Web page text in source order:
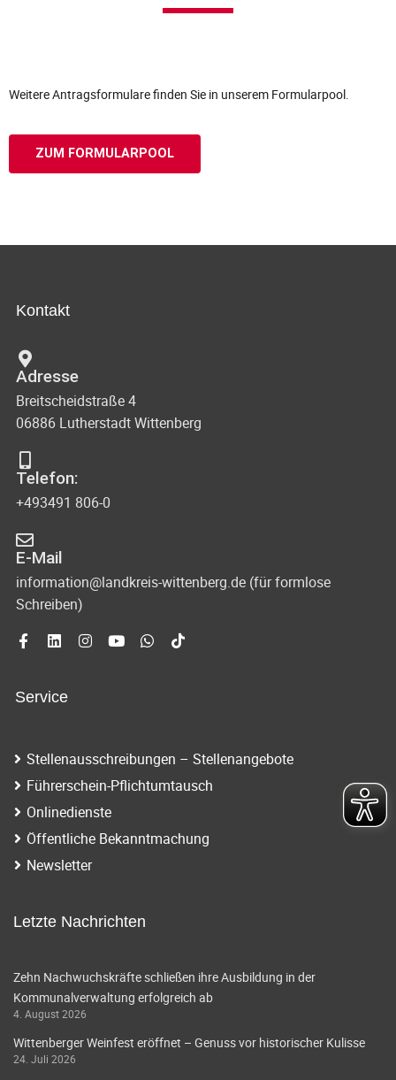
Weitere Antragsformulare finden Sie in unserem Formularpool.
ZUM FORMULARPOOL
Kontakt
Adresse
Breitscheidstraße 4
06886 Lutherstadt Wittenberg
Telefon:
+493491 806-0
E-Mail
information@landkreis-wittenberg.de (für formlose
Schreiben)
Service
Stellenausschreibungen – Stellenangebote
Führerschein-Pflichtumtausch
Onlinedienste
Öffentliche Bekanntmachung
Newsletter
Letzte Nachrichten
Zehn Nachwuchskräfte schließen ihre Ausbildung in der
Kommunalverwaltung erfolgreich ab
4. August 2026
Wittenberger Weinfest eröffnet – Genuss vor historischer Kulisse
24. Juli 2026